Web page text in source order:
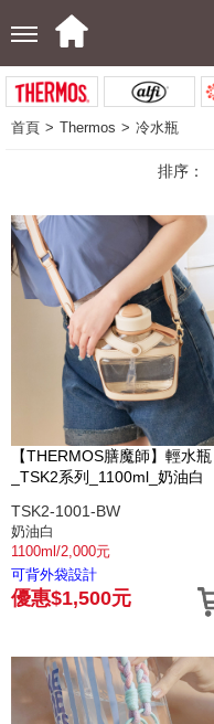
首頁 Thermos 冷水瓶
排序：
【THERMOS膳魔師】輕水瓶
_TSK2系列_1100ml_奶油白
TSK2-1001-BW
奶油白
1100ml/2,000元
可背外袋設計
優惠$1,500元